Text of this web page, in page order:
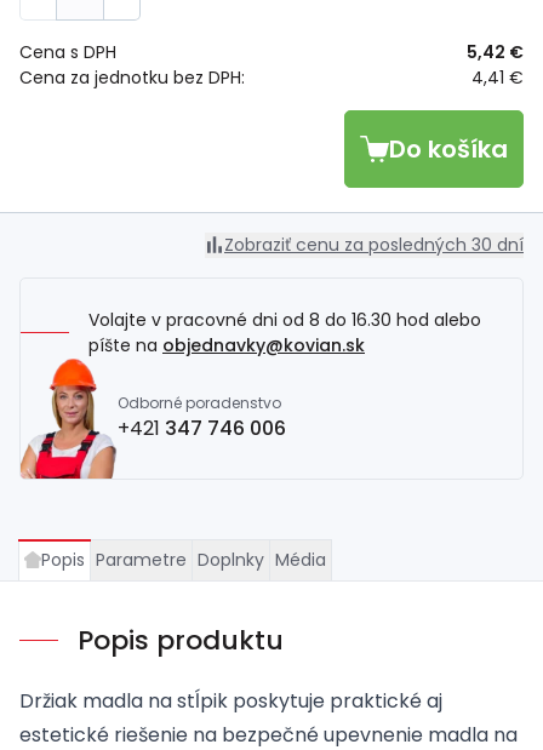
Cena za jednotku bez DPH: 4,41 €
Cena s DPH 5,42 €
Do košíka
Zobraziť cenu za posledných 30 dní
Volajte v pracovné dni od 8 do 16.30 hod alebo
píšte na objednavky@kovian.sk
Odborné poradenstvo
+421 347 746 006
Popis Parametre Doplnky Média
Popis produktu
Držiak madla na stĺpik poskytuje praktické aj
estetické riešenie na bezpečné upevnenie madla na